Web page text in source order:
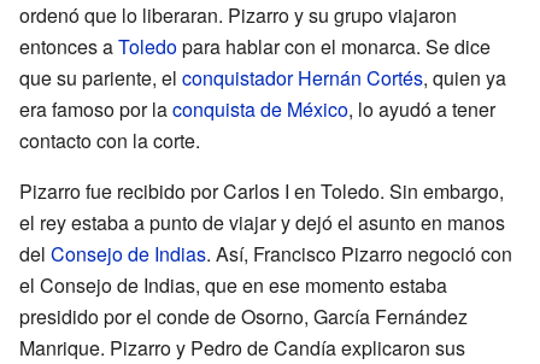
ordenó que lo liberaran. Pizarro y su grupo viajaron
entonces aToledopara hablar con el monarca. Se dice
que su pariente, el conquistador Hernán Cortés, quien ya
era famoso por laconquista de México, lo ayudó a tener
contacto con la corte.
Pizarro fue recibido por Carlos I en Toledo. Sin embargo,
el rey estaba a punto de viajar y dejó el asunto en manos
del Consejo de Indias. Así, Francisco Pizarro negoció con
el Consejo de Indias, que en ese momento estaba
presidido por el conde de Osorno, García Fernández
Manrique. Pizarro y Pedro de Candía explicaron sus